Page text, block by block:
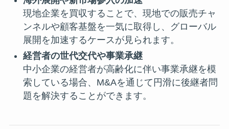
現地企業を買収することで、現地での販売チャ
ンネルや顧客基盤を一気に取得し、グローバル
展開を加速するケースが見られます。
経営者の世代交代や事業承継
中小企業の経営者が高齢化に伴い事業承継を模
索している場合、M&Aを通じて円滑に後継者問
題を解決することができます。